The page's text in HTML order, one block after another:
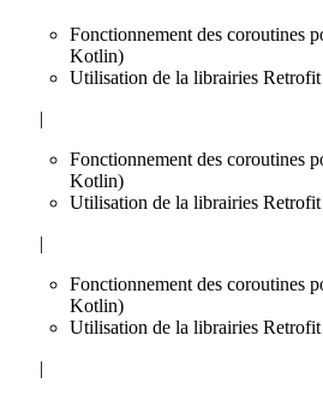
Fonctionnement des coroutines
Kotlin)
Utilisation de la librairies Retrofit
|
Fonctionnement des coroutines
Kotlin)
Utilisation de la librairies Retrofit
|
Fonctionnement des coroutines
Kotlin)
Utilisation de la librairies Retrofit
|